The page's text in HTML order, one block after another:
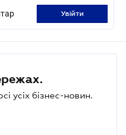
увійти
усіх бізнес-новин.